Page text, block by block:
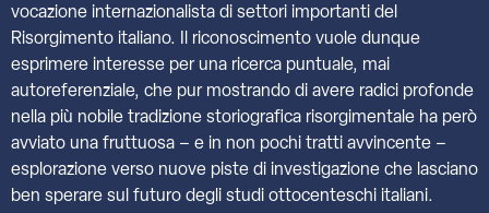
vocazione internazionalista di settori importanti del
Risorgimento italiano. Il riconoscimento vuole dunque
esprimere interesse per una ricerca puntuale, mai
autoreferenziale, che pur mostrando di avere radici profonde
nella più nobile tradizione storiografica risorgimentale ha però
avviato una fruttuosa – e in non pochi tratti avvincente –
esplorazione verso nuove piste di investigazione che lasciano
ben sperare sul futuro degli studi ottocenteschi italiani.